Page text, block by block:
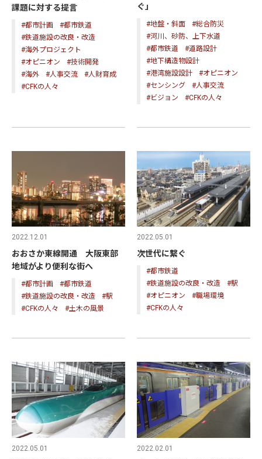
課題に対する提言
#都市計画
#都市鉄道
#鉄道施設の改良・改造
#海外プロジェクト
#オピニオン
#技術開発
#海外
#人事交流
#人財育成
#CFKの人々
ぐ」
#地盤・斜面
#総合防災
#河川、砂防、上下水道
#都市鉄道
#道路設計
#地下構造物設計
#港湾施設設計
#オピニオン
#センシング
#人事交流
#ビジョン
#CFKの人々
2022.12.01
おおさか東線開通 大阪東部
地域がより便利な街へ
#都市計画
#都市鉄道
#鉄道施設の改良・改造
#駅
#CFKの人々
#土木の風景
2022.05.01
次世代に繋ぐ
#都市鉄道
#鉄道施設の改良・改造
#駅
#オピニオン
#職場環境
#CFKの人々
2022.05.01 2022.02.01